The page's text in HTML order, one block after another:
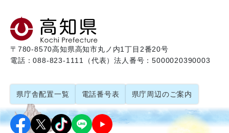
〒780-8570高知県高知市丸ノ内1丁目2番20号
電話：088-823-1111（代表）法人番号：5000020390003
県庁舎配置一覧 電話番号表 県庁周辺のご案内